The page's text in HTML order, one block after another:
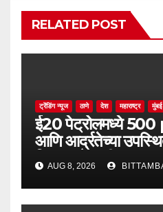
RELATED POST
ट्रेंडिंग न्यूज ठाणे देश महाराष्ट्र मुंबई
ई20 पेट्रोलमध्ये 500
आणि आर्द्रतेच्या
सिद्ध झाले नाहीत
AUG 8, 2026